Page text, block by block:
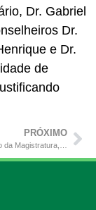
Dr. Gabriel
Dr.
e Dr.
de
PRÓXIMO